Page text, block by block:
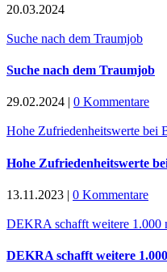
20.03.2024
Suche nach dem Traumjob
Suche nach dem Traumjob
29.02.2024 0 Kommentare
Hohe Zufrie­den­heits­wer­te bei
Hohe Zufrie­den­heits­wer­te
13.11.2023 | 0 Kommentare
DEKRA schafft wei­te­re 1.000
DEKRA schafft wei­te­re